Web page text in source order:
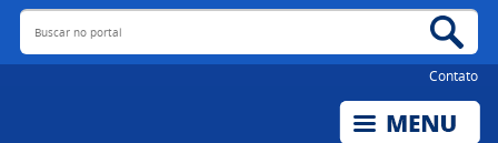
Buscar no portal
Contato